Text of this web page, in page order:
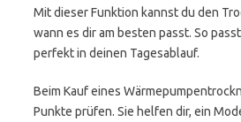
Mit dieser Funktion kannst du den
wann es dir am besten passt. So
perfekt in deinen Tagesablauf.
Beim Kauf eines
Punkte prüfen. Sie helfen dir, ein